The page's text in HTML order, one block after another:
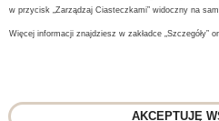
w przycisk „Zarządzaj Ciasteczkami” widoczny na
Więcej informacji znajdziesz w zakładce „Szczegóły”
AKCEPTUJĘ
INFORMACJE